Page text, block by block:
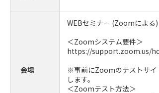
会場
WEBセミナー (Zoomによる)
＜Zoomシステム要件＞
https://support.zoom.us/
※事前にZoomのテストサイ
します。
＜Zoomテスト方法＞